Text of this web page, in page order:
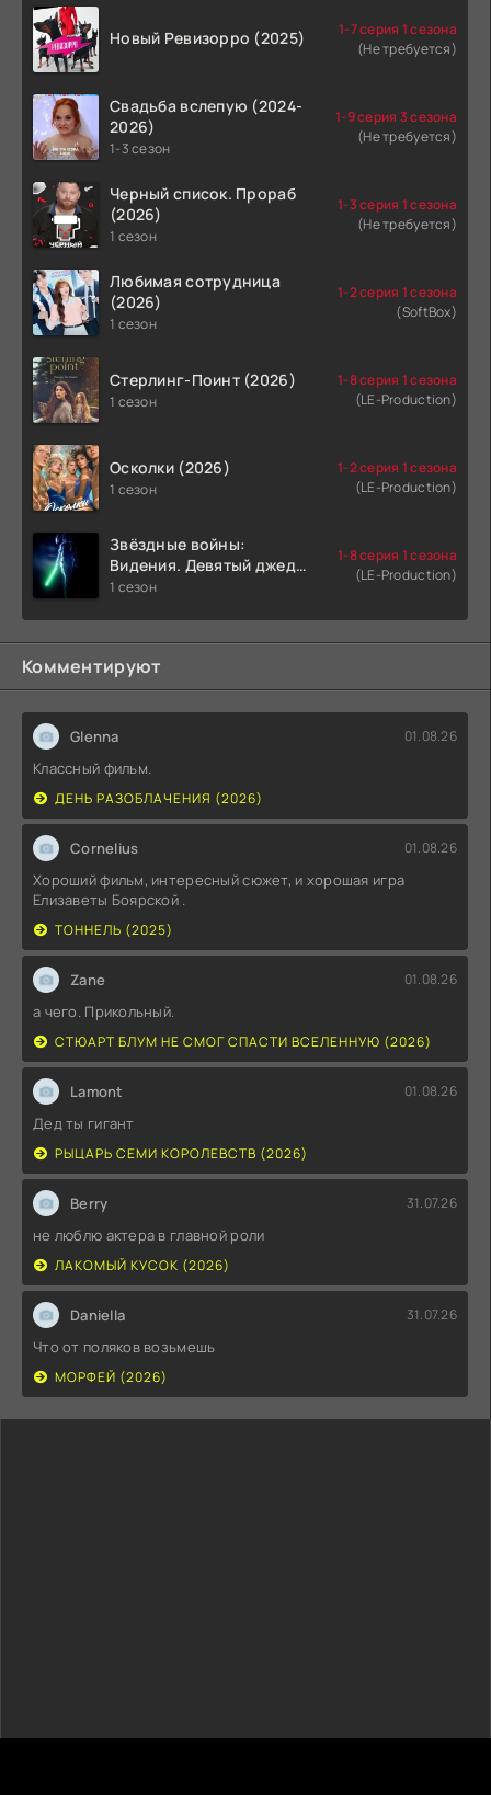
Новый Ревизорро (2025)
1-7 серия 1 сезона
(Не требуется)
Свадьба вслепую (2024-
2026)
1-3 сезон
1-9 серия 3 сезона
(Не требуется)
Черный список. Прораб
(2026)
1 сезон
1-3 серия 1 сезона
(Не требуется)
Любимая сотрудница
(2026)
1 сезон
1-2 серия 1 сезона
(SoftBox)
Стерлинг-Поинт (2026)
1 сезон
1-8 серия 1 сезона
(LE-Production)
Осколки (2026)
1 сезон
1-2 серия 1 сезона
(LE-Production)
Звёздные войны:
Видения. Девятый джедай
(2026)
1 сезон
1-8 серия 1 сезона
(LE-Production)
Комментируют
Glenna 01.08.26
Классный фильм.
ДЕНЬ РАЗОБЛАЧЕНИЯ (2026)
Cornelius 01.08.26
Хороший фильм, интересный сюжет, и хорошая игра
Елизаветы Боярской .
ТОННЕЛЬ (2025)
Zane 01.08.26
а чего. Прикольный.
СТЮАРТ БЛУМ НЕ СМОГ СПАСТИ ВСЕЛЕННУЮ (2026)
Lamont 01.08.26
Дед ты гигант
РЫЦАРЬ СЕМИ КОРОЛЕВСТВ (2026)
Berry 31.07.26
не люблю актера в главной роли
ЛАКОМЫЙ КУСОК (2026)
Daniella 31.07.26
Что от поляков возьмешь
МОРФЕЙ (2026)